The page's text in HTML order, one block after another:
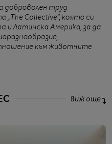
доброволен труд
Collective”, която си
и Латинска Америка, за да
към животните
виж още